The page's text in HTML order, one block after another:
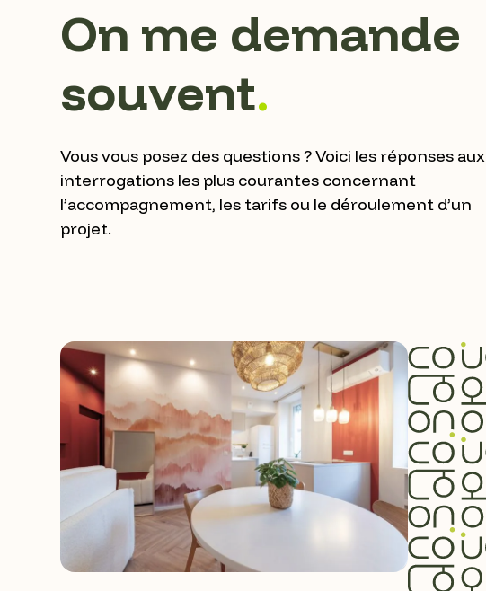
On me demande
souvent.
Vous vous posez des questions ? Voici les réponses aux
interrogations les plus courantes concernant
l’accompagnement, les tarifs ou le déroulement d’un
projet.